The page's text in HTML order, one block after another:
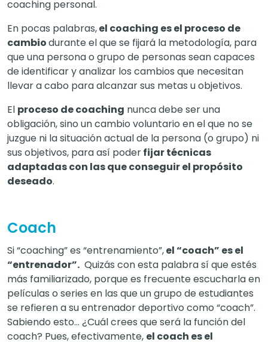
coaching personal.
En pocas palabras,el coaching es el proceso de
cambiodurante el que se fijará la metodología, para
que una persona o grupo de personas sean capaces
de identificar y analizar los cambios que necesitan
llevar a cabo para alcanzar sus metas u objetivos.
El proceso de coaching nunca debe ser una
obligación, sino un cambio voluntario en el que no se
juzgue ni la situación actual de la persona (o grupo) ni
sus objetivos, para así poderfijar técnicas
adaptadas con las que conseguir el propósito
deseado.
Coach
Si “coaching” es “entrenamiento”,el “coach” es el
“entrenador”. Quizás con esta palabra sí que estés
más familiarizado, porque es frecuente escucharla en
películas o series en las que un grupo de estudiantes
se refieren a su entrenador deportivo como “coach”.
Sabiendo esto… ¿Cuál crees que será la función del
coach? Pues, efectivamente, el coach es el